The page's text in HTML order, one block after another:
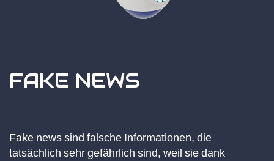
FAKE NEWS
Fake news sind falsche Informationen, die
tatsächlich sehr gefährlich sind, weil sie dank